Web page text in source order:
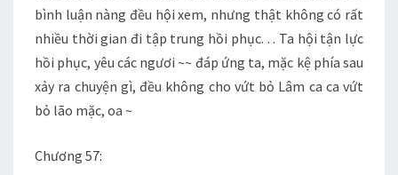
bình luận nàng đều hội xem, nhưng thật không có rất
nhiều thời gian đi tập trung hồi phục. . . Ta hội tận lực
hồi phục, yêu các ngươi ~~ đáp ứng ta, mặc kệ phía sau
xảy ra chuyện gì, đều không cho vứt bỏ Lâm ca ca vứt
bỏ lão mặc, oa ~
Chương 57: